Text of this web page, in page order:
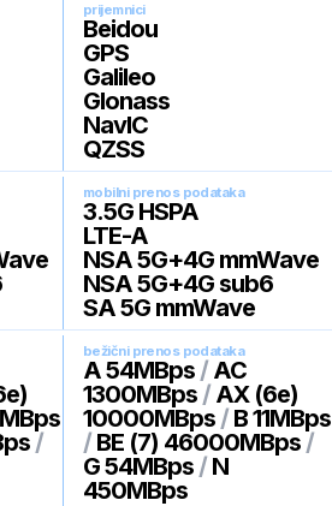
prijemnici
Beidou
GPS
Galileo
Glonass
NavIC
QZSS
mobilni prenos podataka
3.5G HSPA
LTE-A
NSA 5G+4G mmWave
NSA 5G+4G sub6
SA 5G mmWave
/
bežični prenos podataka
A 54MBps / AC
1300MBps / AX (6e)
10000MBps / B 11MBps
/ BE (7) 46000MBps /
G 54MBps / N
450MBps